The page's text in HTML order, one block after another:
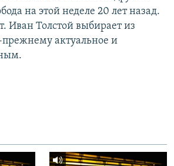
на этой неделе 20 лет назад.
Иван Толстой выбирает из
актуальное и